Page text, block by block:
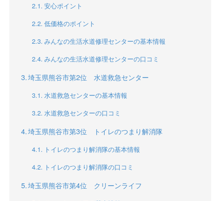
安心ポイント
低価格のポイント
みんなの生活水道修理センターの基本情報
みんなの生活水道修理センターの口コミ
埼玉県熊谷市第2位 水道救急センター
水道救急センターの基本情報
水道救急センターの口コミ
埼玉県熊谷市第3位 トイレのつまり解消隊
トイレのつまり解消隊の基本情報
トイレのつまり解消隊の口コミ
埼玉県熊谷市第4位 クリーンライフ